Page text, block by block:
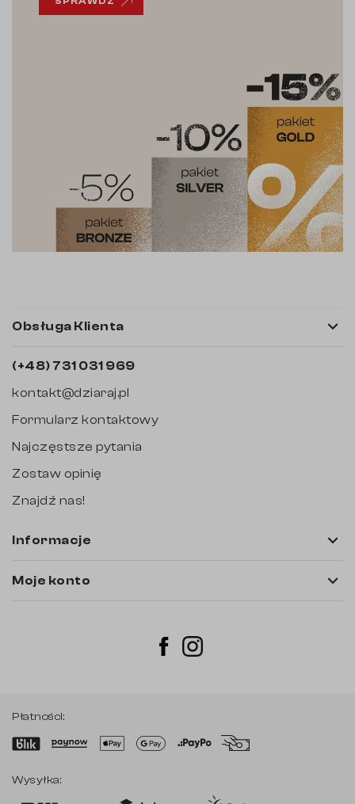
Obsługa Klienta 
(+48) 731 031 969
kontakt@dziaraj.pl
Formularz kontaktowy
Najczęstsze pytania
Zostaw opinię
Znajdź nas!
Informacje 
Moje konto 
Płatności:
Wysyłka: